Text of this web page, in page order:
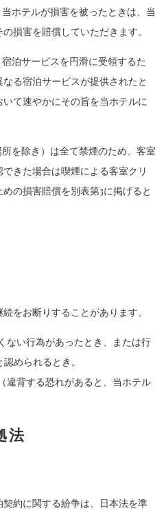
ホテルが損害を被ったときは、当
損害を賠償していただきます。
泊サービスを円滑に受領するた
る宿泊サービスが提供されたと
て速やかにその旨を当ホテルに
を除き）は全て禁煙のため、客室
きた場合は喫煙による客室クリ
の損害賠償を別表第3に掲げると
をお断りすることがあります。
ない行為があったとき、または行
められるとき。
違背する恐れがあると、当ホテル
法
約に関する紛争は、日本法を準